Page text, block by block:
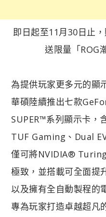
即日起至11月30日止
送限量「ROG
為提供玩家更多元的顯
華碩陸續推出七款
SUPER™系列顯示卡，
TUF Gaming、Dual
僅可將NVIDIA®
極致，並搭載可全面提
以及擁有全自動製程的
專為玩家打造卓越超凡